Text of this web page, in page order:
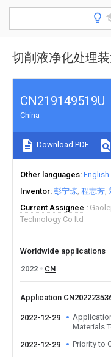
切削液净化处理
CN219149519U
China
Download PDF
Other languages English
Inventor 彭宁琼 程志芳
Current Assignee
Technology Co ltd
Worldwide applications
2022
CN
Application
2022-12-29
Materials
2022-12-29
Priority to